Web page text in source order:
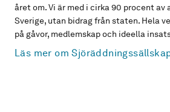
året om. Vi är med i cirka 90 procent av
Sverige, utan bidrag från staten. Hela
på gåvor, medlemskap och ideella
Läs mer om